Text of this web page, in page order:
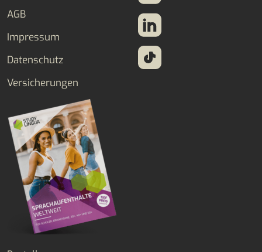
AGB
Impressum
Datenschutz
Versicherungen